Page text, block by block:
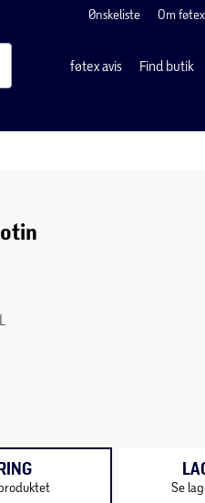
Ønskeliste Om føtex
føtex avis Find butik
Se